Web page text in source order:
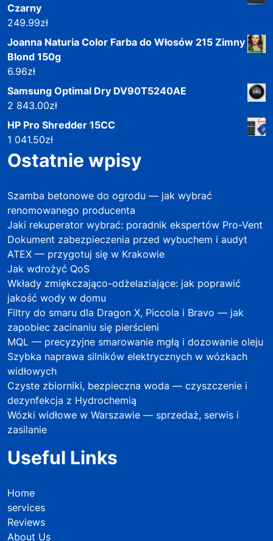
Czarny
249.99zł
Joanna Naturia Color Farba do Włosów 215 Zimny
Blond 150g
6.96zł
Samsung Optimal Dry DV90T5240AE
2 843.00zł
HP Pro Shredder 15CC
1 041.50zł
Ostatnie wpisy
Szamba betonowe do ogrodu — jak wybrać
renomowanego producenta
Jaki rekuperator wybrać: poradnik ekspertów Pro-Vent
Dokument zabezpieczenia przed wybuchem i audyt
ATEX — przygotuj się w Krakowie
Jak wdrożyć QoS
Wkłady zmiękczająco-odżelaziające: jak poprawić
jakość wody w domu
Filtry do smaru dla Dragon X, Piccola i Bravo — jak
zapobiec zacinaniu się pierścieni
MQL — precyzyjne smarowanie mgłą i dozowanie oleju
Szybka naprawa silników elektrycznych w wózkach
widłowych
Czyste zbiorniki, bezpieczna woda — czyszczenie i
dezynfekcja z Hydrochemią
Wózki widłowe w Warszawie — sprzedaż, serwis i
zasilanie
Useful Links
Home
services
Reviews
About Us